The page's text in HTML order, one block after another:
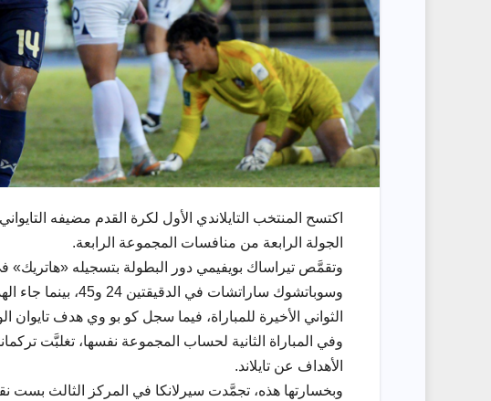
الجولة الرابعة من منافسات المجموعة الرابعة.
وسوباتشوك ساراتشات
الثواني الأخيرة للمباراة، فيما سجل كو بو وي هدف تايوان
الأهداف عن تايلاند.
وبخسارتها هذه، تجمَّدت سيرلانكا في المركز الثالث بست